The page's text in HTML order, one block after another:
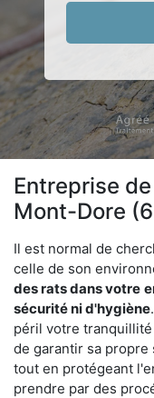
Entreprise
Mont-Dore
Il est normal de
celle de son
des rats dans votre
sécurité ni d'hygiène
péril votre
de garantir sa propre
tout en protégeant
prendre par des